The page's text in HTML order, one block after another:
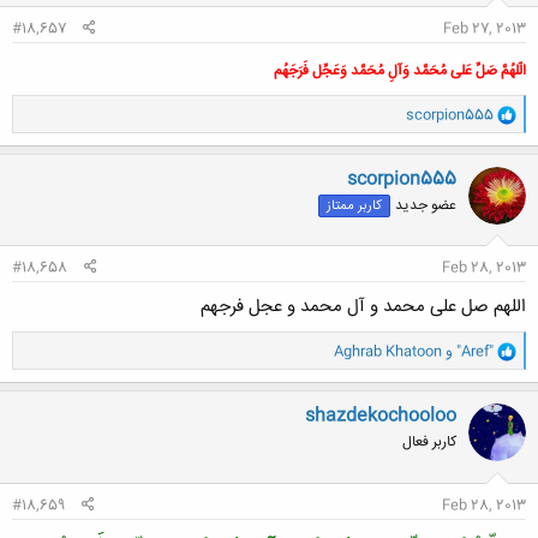
Feb 27, 2013
#18,657
الّلهُمَّ صَلِّ عَلی مُحَمَّد وَآلِ مُحَمَّد وَعَجِّل فَرَجَهُم
و
ا
ک
ن
ش
ه
ا
scorpion555
scorpion555
عضو جدید کاربر ممتاز
Feb 28, 2013
#18,658
اللهم صل علی محمد و آل محمد و عجل فرجهم
و
ا
ک
ن
ش
ه
ا
"Aref" وAghrab Khatoon
shazdekochooloo
کاربر فعال
Feb 28, 2013
#18,659